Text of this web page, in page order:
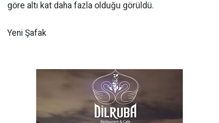
göre altı kat daha fazla olduğu görüldü.
Yeni Şafak